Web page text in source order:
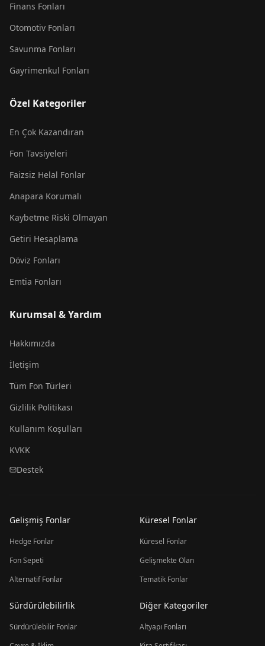
Finans Fonları
Otomotiv Fonları
Savunma Fonları
Gayrimenkul Fonları
Özel Kategoriler
En Çok Kazandıran
Fon Tavsiyeleri
Faizsiz Helal Fonlar
Anapara Korumalı
Kaybetme Riski Olmayan
Getiri Hesaplama
Döviz Fonları
Emtia Fonları
Kurumsal & Yardım
Hakkımızda
İletişim
Tüm Fon Türleri
Gizlilik Politikası
Kullanım Koşulları
KVKK
Destek
Gelişmiş Fonlar
Hedge Fonlar
Fon Sepeti
Alternatif Fonlar
Küresel Fonlar
Küresel Fonlar
Gelişmekte Olan
Tematik Fonlar
Sürdürülebilirlik
Sürdürülebilir Fonlar
Diğer Kategoriler
Altyapı Fonları